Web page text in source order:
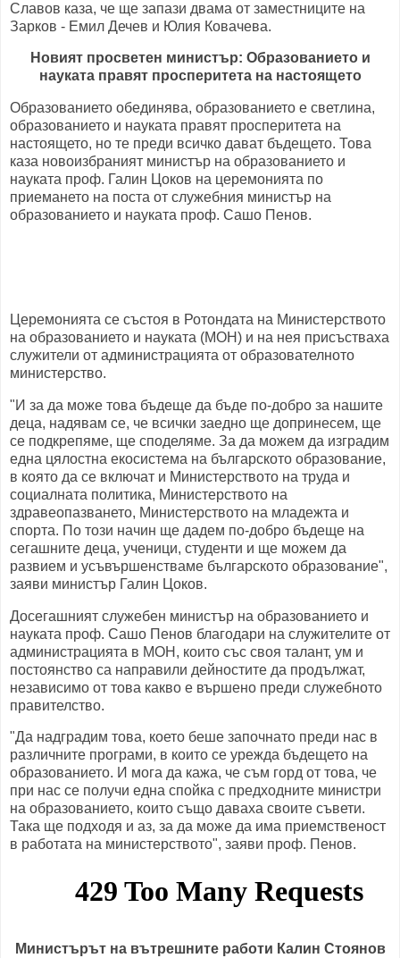
Славов каза, че ще запази двама от заместниците на
Зарков - Емил Дечев и Юлия Ковачева.
Новият просветен министър: Образованието и
науката правят просперитета на настоящето
Образованието обединява, образованието е светлина,
образованието и науката правят просперитета на
настоящето, но те преди всичко дават бъдещето. Това
каза новоизбраният министър на образованието и
науката проф. Галин Цоков на церемонията по
приемането на поста от служебния министър на
образованието и науката проф. Сашо Пенов.
Церемонията се състоя в Ротондата на Министерството
на образованието и науката (МОН) и на нея присъстваха
служители от администрацията от образователното
министерство.
"И за да може това бъдеще да бъде по-добро за нашите
деца, надявам се, че всички заедно ще допринесем, ще
се подкрепяме, ще споделяме. За да можем да изградим
една цялостна екосистема на българското образование,
в която да се включат и Министерството на труда и
социалната политика, Министерството на
здравеопазването, Министерството на младежта и
спорта. По този начин ще дадем по-добро бъдеще на
сегашните деца, ученици, студенти и ще можем да
развием и усъвършенстваме българското образование",
заяви министър Галин Цоков.
Досегашният служебен министър на образованието и
науката проф. Сашо Пенов благодари на служителите от
администрацията в МОН, които със своя талант, ум и
постоянство са направили дейностите да продължат,
независимо от това какво е вършено преди служебното
правителство.
"Да надградим това, което беше започнато преди нас в
различните програми, в които се урежда бъдещето на
образованието. И мога да кажа, че съм горд от това, че
при нас се получи една спойка с предходните министри
на образованието, които също даваха своите съвети.
Така ще подходя и аз, за да може да има приемственост
в работата на министерството", заяви проф. Пенов.
Министърът на вътрешните работи Калин Стоянов